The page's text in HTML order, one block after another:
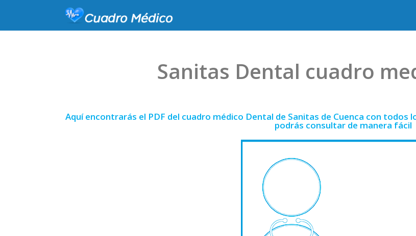
Sanitas Dental cuadro
Aquí encontrarás el PDF del cuadro médico Dental de Sanitas de Cuenca con
podrás consultar de manera fácil